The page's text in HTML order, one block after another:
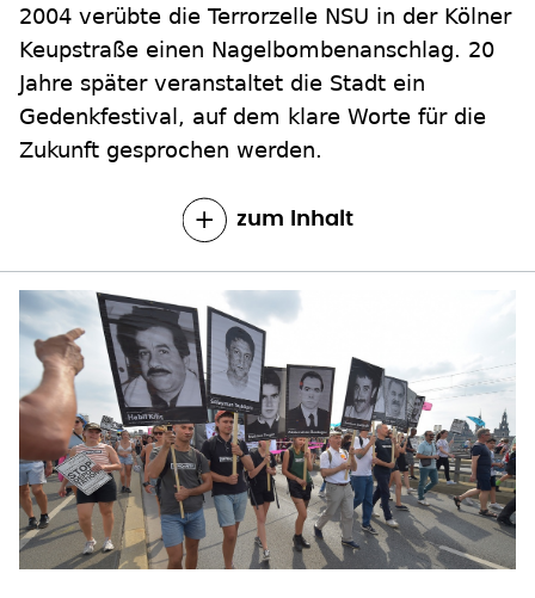
2004 verübte die Terrorzelle NSU in der Kölner
Keupstraße einen Nagelbombenanschlag. 20
Jahre später veranstaltet die Stadt ein
Gedenkfestival, auf dem klare Worte für die
Zukunft gesprochen werden.
zum Inhalt